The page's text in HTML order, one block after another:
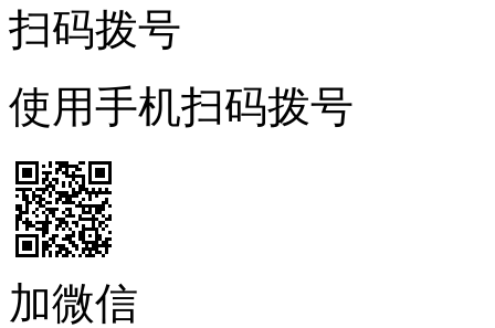
扫码拨号
使用手机扫码拨号
加微信